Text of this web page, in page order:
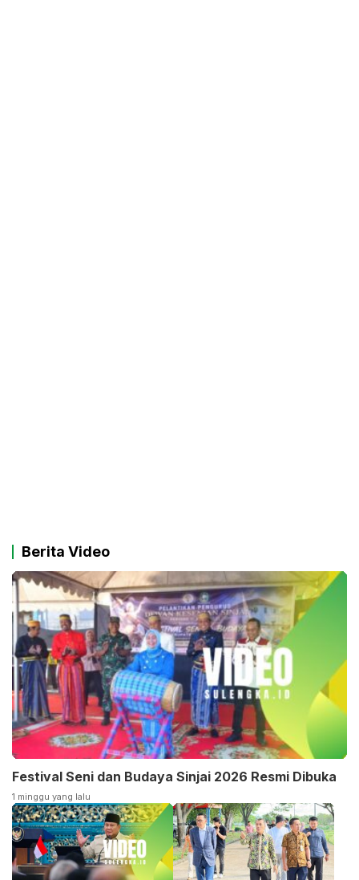
Berita Video
Festival Seni dan Budaya Sinjai 2026 Resmi Dibuka
1 minggu yang lalu